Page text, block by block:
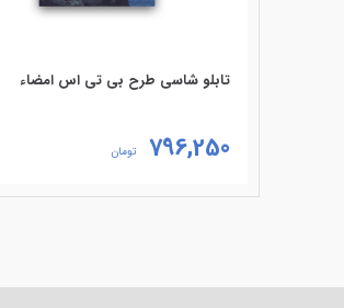
تابلو شاسی طرح بی تی اس امضاء
796,250 تومان